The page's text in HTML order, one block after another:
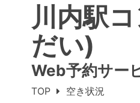
川内駅
だい)
Web予約サー
TOP 空き状況